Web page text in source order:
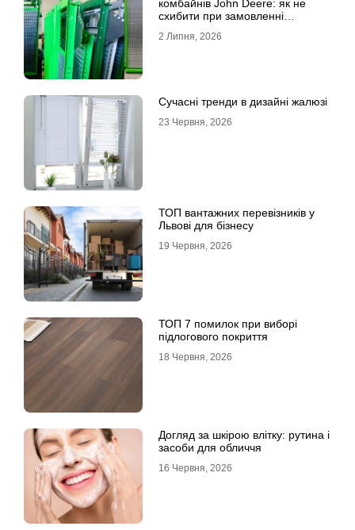
комбайнів John Deere: як не
схибити при замовленні
2 Липня, 2026
Сучасні тренди в дизайні жалюзі
23 Червня, 2026
ТОП вантажних перевізників у
Львові для бізнесу
19 Червня, 2026
ТОП 7 помилок при виборі
підлогового покриття
18 Червня, 2026
Догляд за шкірою влітку: рутина і
засоби для обличчя
16 Червня, 2026